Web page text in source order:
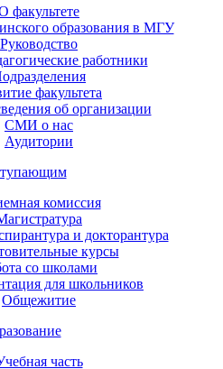
факультете
образования в МГУ
Руководство
работники
факультета
об организации
СМИ о нас
Аудитории
комиссия
и докторантура
курсы
со школами
для школьников
Общежитие
часть